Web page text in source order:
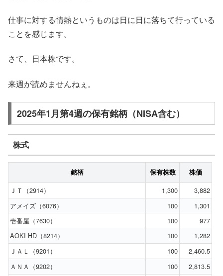
仕事に対する情熱というものは日に日に落ちて行っている
ことを感じます。
さて、日本株です。
来週が読めませんねぇ。
2025年1月第4週の保有銘柄（NISA含む）
株式
銘柄 保有株数 株価
ＪＴ（2914） 1,300
3,882
アメイズ（6076）
100
1,301
壱番屋（7630）
100
977
AOKI HD（8214）
100
1,282
ＪＡＬ（9201）
100
2,460.5
ＡＮＡ（9202）
100
2,813.5